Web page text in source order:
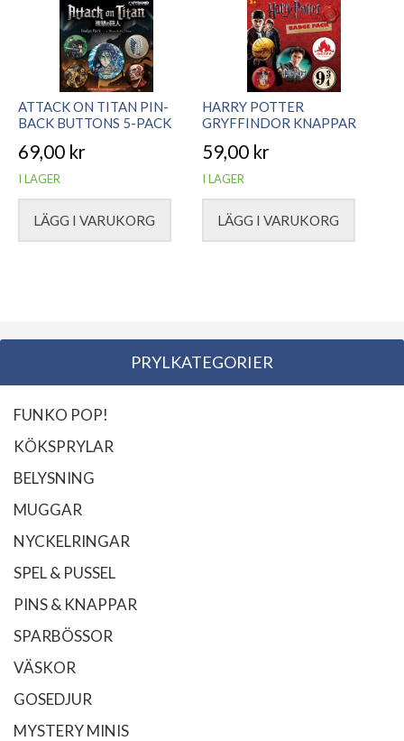
ATTACK ON TITAN PIN-
BACK BUTTONS 5-PACK
69,00 kr
I LAGER
LÄGG I VARUKORG
HARRY POTTER
GRYFFINDOR KNAPPAR
59,00 kr
I LAGER
LÄGG I VARUKORG
PRYLKATEGORIER
FUNKO POP!
KÖKSPRYLAR
BELYSNING
MUGGAR
NYCKELRINGAR
SPEL & PUSSEL
PINS & KNAPPAR
SPARBÖSSOR
VÄSKOR
GOSEDJUR
MYSTERY MINIS